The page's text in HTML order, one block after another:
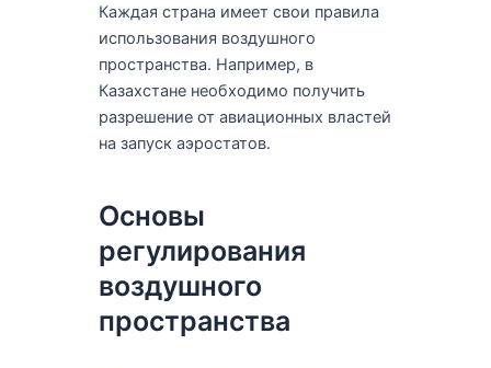
Каждая страна имеет свои правила
использования воздушного
пространства. Например, в
Казахстане необходимо получить
разрешение от авиационных властей
на запуск аэростатов.
Основы
регулирования
воздушного
пространства